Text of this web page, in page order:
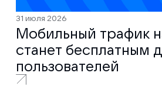
31 июля 2026
Мобильный трафик
станет бесплатным
пользователей